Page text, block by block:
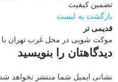
تضمین کیفیت
بازگشت به لیست
قدیمی تر
موکت شویی در محل غرب تهران با
دیدگاهتان را بنویسید
نشانی ایمیل شما منتشر نخواهد